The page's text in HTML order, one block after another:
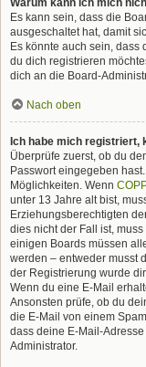
Warum kann ich mich
Es kann sein, dass die
ausgeschaltet hat, damit
Es könnte auch sein, dass
du dich registrieren
dich an die Board-
Nach oben
Ich habe mich registriert,
Überprüfe zuerst, ob du
Passwort eingegeben
Möglichkeiten. Wenn
unter 13 Jahre alt bist,
Erziehungsberechtigten
dies nicht der Fall ist,
einigen Boards müssen
werden – entweder musst
der Registrierung wurde
Wenn du eine E-Mail
Ansonsten prüfe, ob du
die E-Mail von einem
dass deine E-Mail-
Administrator.